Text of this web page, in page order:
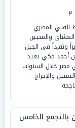
الفني المصري
والمحبين
وتفرداً في الجيل
أحمد مكي بعيد
مصر خلال السنوات
والإخراج
بالتجمع الخامس